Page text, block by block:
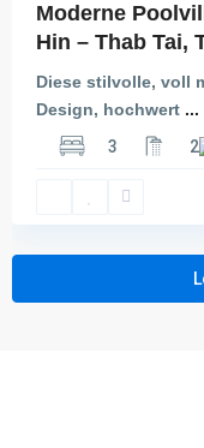
Moderne
Hin – Thab Tai,
Diese stilvolle, voll
Design, hochwert ...
3
2